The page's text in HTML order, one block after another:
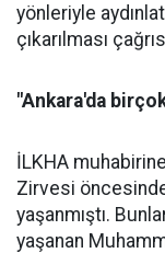
yönleriyle
çıkarılması
"Ankara'da
İLKHA
Zirvesi
yaşanmıştı.
yaşanan